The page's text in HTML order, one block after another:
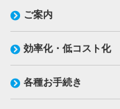
ご案内
効率化・低コスト化
各種お手続き